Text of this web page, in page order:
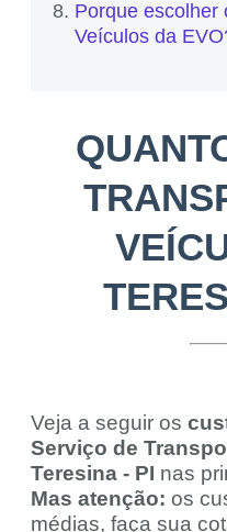
Porque escolher
Veículos da
Veja a seguir os
Serviço de
Teresina - PI nas
Mas atenção: os
médias, faça sua